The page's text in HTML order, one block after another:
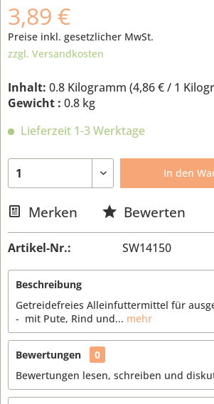
3,89 €
Preise inkl. gesetzlicher MwSt.
zzgl. Versandkosten
Inhalt: 0.8 Kilogramm (4,86 €/ 1
Gewicht : 0.8 kg
Lieferzeit 1-3 Werktage
In den
Merken Bewerten
Artikel-Nr.: SW14150
Beschreibung
Getreidefreies Alleinfuttermittel für
- mit Pute, Rind und... mehr
Bewertungen
0
Bewertungen lesen, schreiben und